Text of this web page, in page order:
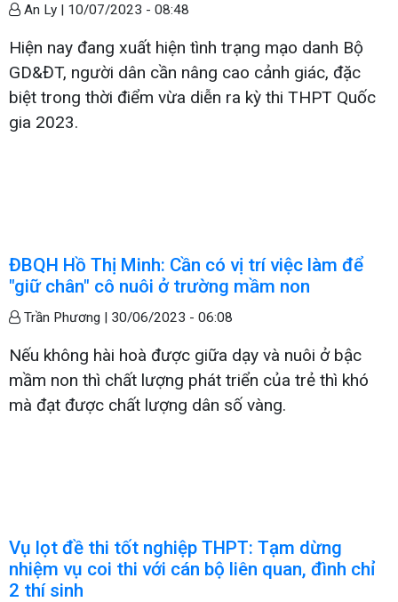
An Ly | 10/07/2023 - 08:48
Hiện nay đang xuất hiện tình trạng mạo danh Bộ
GD&ĐT, người dân cần nâng cao cảnh giác, đặc
biệt trong thời điểm vừa diễn ra kỳ thi THPT Quốc
gia 2023.
ĐBQH Hồ Thị Minh: Cần có vị trí việc làm để
"giữ chân" cô nuôi ở trường mầm non
Trần Phương | 30/06/2023 - 06:08
Nếu không hài hoà được giữa dạy và nuôi ở bậc
mầm non thì chất lượng phát triển của trẻ thì khó
mà đạt được chất lượng dân số vàng.
Vụ lọt đề thi tốt nghiệp THPT: Tạm dừng
nhiệm vụ coi thi với cán bộ liên quan, đình chỉ
2 thí sinh